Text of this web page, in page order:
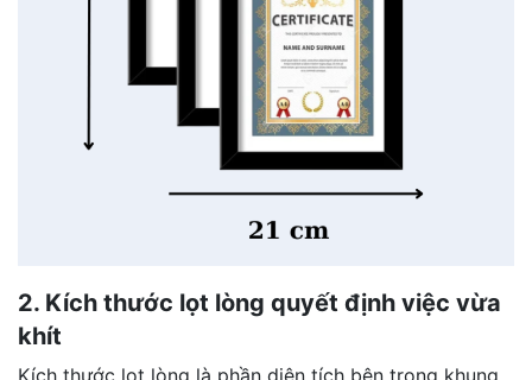
2. Kích thước lọt lòng quyết định việc vừa
khít